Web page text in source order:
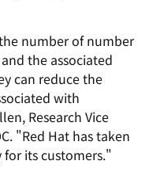
number of number
the associated
can reduce the
with
Research Vice
"Red Hat has taken
its customers."